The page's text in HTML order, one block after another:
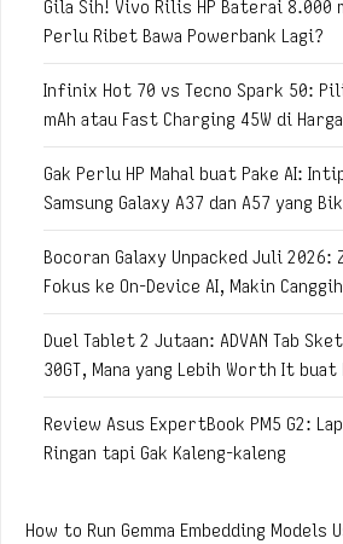
Gila Sih! Vivo Rilis HP Baterai 8.000
Perlu Ribet Bawa Powerbank Lagi?
Infinix Hot 70 vs Tecno Spark 50:
mAh atau Fast Charging 45W di
Gak Perlu HP Mahal buat Pake AI:
Samsung Galaxy A37 dan A57 yang
Bocoran Galaxy Unpacked Juli 2026:
Fokus ke On-Device AI, Makin
Duel Tablet 2 Jutaan: ADVAN Tab
30GT, Mana yang Lebih Worth It
Review Asus ExpertBook PM5 G2:
Ringan tapi Gak Kaleng-kaleng
How to Run Gemma Embedding Models